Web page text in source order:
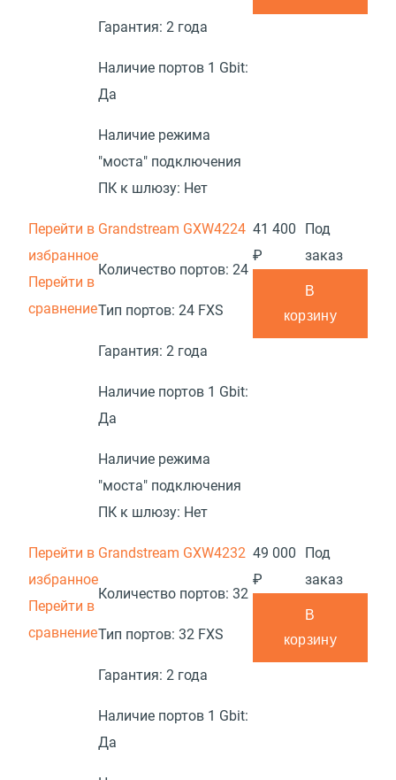
Гарантия: 2 года
Наличие портов 1 Gbit:
Да
Наличие режима
"моста" подключения
ПК к шлюзу: Нет
Перейти в
избранное
Перейти в
сравнение
Grandstream GXW4224
Количество портов: 24
Тип портов: 24 FXS
Гарантия: 2 года
Наличие портов 1 Gbit:
Да
Наличие режима
"моста" подключения
ПК к шлюзу: Нет
41 400
₽
Под
заказ
В
корзину
Перейти в
избранное
Перейти в
сравнение
Grandstream GXW4232
Количество портов: 32
Тип портов: 32 FXS
Гарантия: 2 года
Наличие портов 1 Gbit:
Да
49 000
₽
Под
заказ
В
корзину